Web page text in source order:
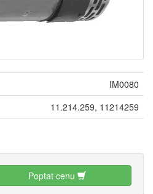
IM0080
11.214.259, 11214259
Poptat cenu